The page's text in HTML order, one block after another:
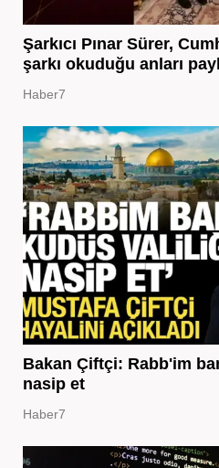
Şarkıcı Pınar Sürer,
şarkı okuduğu anları
Haber7
Bakan Çiftçi: Rabb'im
nasip et
Haber7